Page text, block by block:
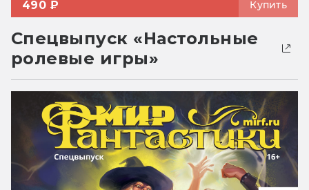
490 ₽ Купить
Спецвыпуск «Настольные
ролевые игры»